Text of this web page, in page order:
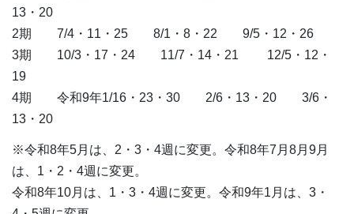
13・20
2期 7/4・11・25 8/1・8・22 9/5・12・26
3期 10/3・17・24 11/7・14・21 12/5・12・
19
4期 令和9年1/16・23・30 2/6・13・20 3/6・
13・20
※令和8年5月は、2・3・4週に変更。令和8年7月8月9月
は、1・2・4週に変更。
令和8年10月は、1・3・4週に変更。令和9年1月は、3・